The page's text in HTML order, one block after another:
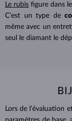
Le rubis figure dans
C’est un type de
même avec un
seul le diamant le
Lors de l’évaluation